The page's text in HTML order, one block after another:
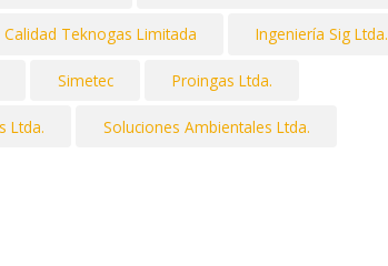
Teknogas Limitada Ingeniería Sig Ltda.
Simetec Proingas Ltda.
Ltda. Soluciones Ambientales Ltda.